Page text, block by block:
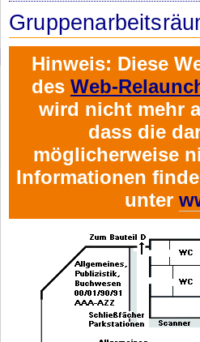
Hinweis: Diese
des Web-
wird nicht mehr
dass die
möglicherweise
Informationen
unter